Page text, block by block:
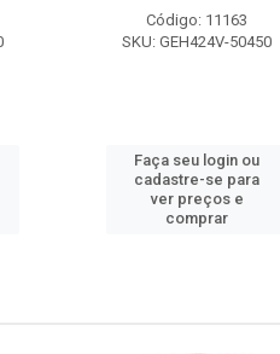
Código: 11163
SKU: GEH424V-50450
Faça seu login ou
cadastre-se para
ver preços e
comprar